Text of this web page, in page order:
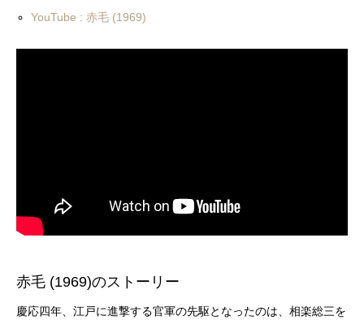
YouTube : 赤毛 (1969)
赤毛 (1969)のストーリー
慶応四年、江戸に進撃する官軍の先駆となったのは、相楽総三を